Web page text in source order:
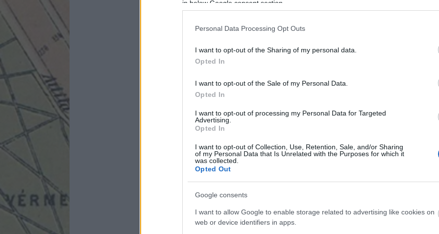
in below Google consent section.
Personal Data Processing Opt Outs
I want to opt-out of the Sharing of my personal data.
Opted In
I want to opt-out of the Sale of my Personal Data.
Opted In
I want to opt-out of processing my Personal Data for Targeted
Advertising.
Opted In
I want to opt-out of Collection, Use, Retention, Sale, and/or Sharing
of my Personal Data that Is Unrelated with the Purposes for which it
was collected.
Opted Out
Google consents
I want to allow Google to enable storage related to advertising like cookies on
web or device identifiers in apps.
is
A